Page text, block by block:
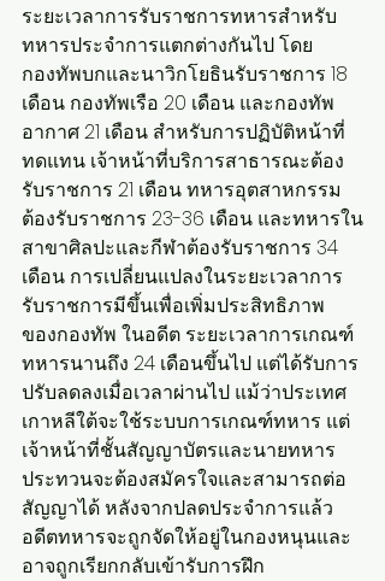
ระยะเวลาการรับราชการทหารสำหรับ
ทหารประจำการแตกต่างกันไป โดย
กองทัพบกและนาวิกโยธินรับราชการ 18
เดือน กองทัพเรือ 20 เดือน และกองทัพ
อากาศ 21 เดือน สำหรับการปฏิบัติหน้าที่
ทดแทน เจ้าหน้าที่บริการสาธารณะต้อง
รับราชการ 21 เดือน ทหารอุตสาหกรรม
ต้องรับราชการ 23-36 เดือน และทหารใน
สาขาศิลปะและกีฬาต้องรับราชการ 34
เดือน การเปลี่ยนแปลงในระยะเวลาการ
รับราชการมีขึ้นเพื่อเพิ่มประสิทธิภาพ
ของกองทัพ ในอดีต ระยะเวลาการเกณฑ์
ทหารนานถึง 24 เดือนขึ้นไป แต่ได้รับการ
ปรับลดลงเมื่อเวลาผ่านไป แม้ว่าประเทศ
เกาหลีใต้จะใช้ระบบการเกณฑ์ทหาร แต่
เจ้าหน้าที่ชั้นสัญญาบัตรและนายทหาร
ประทวนจะต้องสมัครใจและสามารถต่อ
สัญญาได้ หลังจากปลดประจำการแล้ว
อดีตทหารจะถูกจัดให้อยู่ในกองหนุนและ
อาจถูกเรียกกลับเข้ารับการฝึก